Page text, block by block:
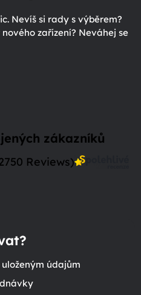
Nevíš si rady s výběrem?
zařízení? Neváhej se
zákazníků
Reviews)
údajům